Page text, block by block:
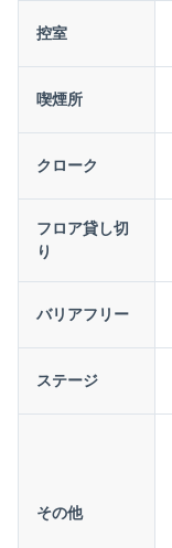
控室
喫煙所
クローク
フロア貸し切
り
バリアフリー
ステージ
その他